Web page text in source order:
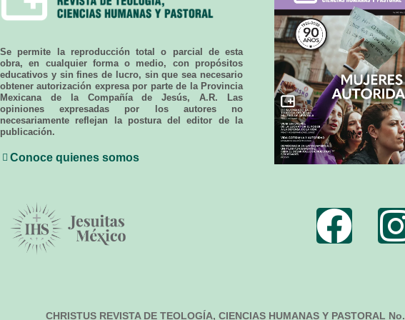
Se permite la reproducción total o parcial de esta
obra, en cualquier forma o medio, con propósitos
educativos y sin fines de lucro, sin que sea necesario
obtener autorización expresa por parte de la Provincia
Mexicana de la Compañía de Jesús, A.R. Las
opiniones expresadas por los autores no
necesariamente reflejan la postura del editor de la
publicación.
Conoce quienes somos
CHRISTUS REVISTA DE TEOLOGÍA, CIENCIAS HUMANAS Y PASTORAL No.